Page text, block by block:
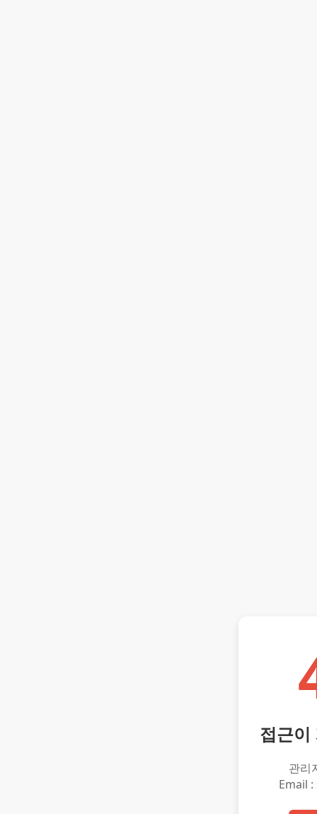
접근이
관리
Email